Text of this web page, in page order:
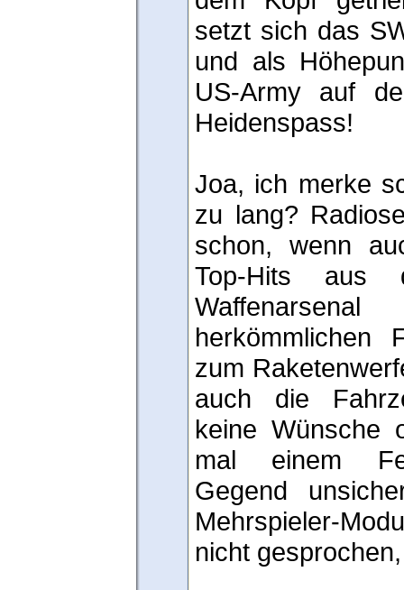
setzt sich das
und als
US-Army auf
Heidenspass!
Joa, ich merke
zu lang?
schon, wenn
Top-Hits aus
herkömmlichen
zum
auch die
keine Wünsche
mal einem
Gegend
Mehrspieler-
nicht